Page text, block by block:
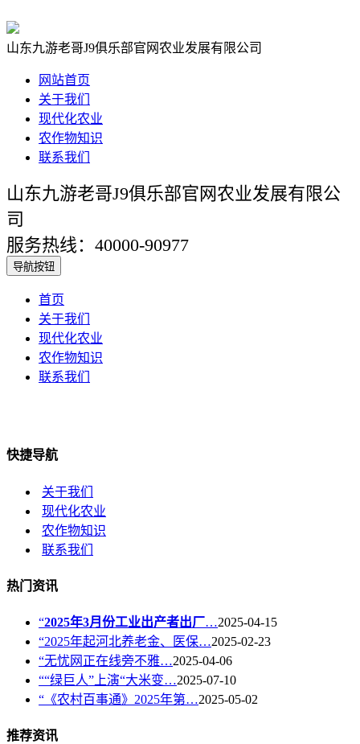
山东九游老哥J9俱乐部官网农业发展有限公司
网站首页
关于我们
现代化农业
农作物知识
联系我们
山东九游老哥J9俱乐部官网农业发展有限公
司
服务热线：40000-90977
导航按钮
首页
关于我们
现代化农业
农作物知识
联系我们
快捷导航
关于我们
现代化农业
农作物知识
联系我们
热门资讯
“2025年3月份工业出产者出厂…2025-04-15
“2025年起河北养老金、医保…2025-02-23
“无忧网正在线旁不雅…2025-04-06
““绿巨人”上演“大米变…2025-07-10
“《农村百事通》2025年第…2025-05-02
推荐资讯